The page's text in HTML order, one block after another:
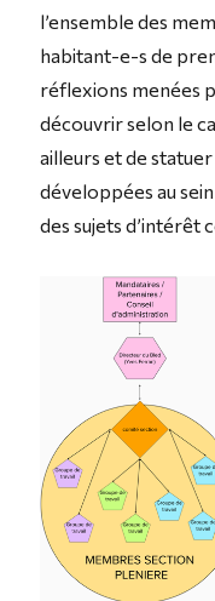
l’ensemble des
habitant-e-s de
réflexions menées
découvrir selon le
ailleurs et de
développées au
des sujets d’intérêt